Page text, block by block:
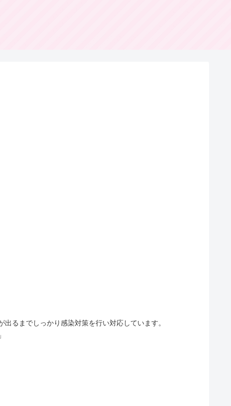
るまでしっかり感染対策を行い対応しています。